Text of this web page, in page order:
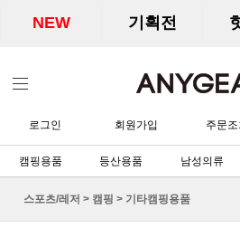
NEW 기획전
로그인 회원가입 주문조
캠핑용품 등산용품 남성의류
스포츠/레저 > 캠핑 > 기타캠핑용품